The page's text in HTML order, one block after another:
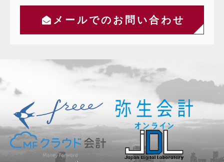
メールでのお問い合わせ